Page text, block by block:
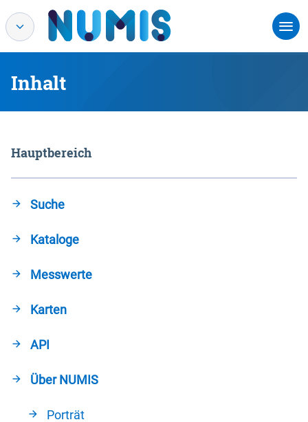
Inhalt
Hauptbereich
Suche
Kataloge
Messwerte
Karten
API
Über NUMIS
Porträt